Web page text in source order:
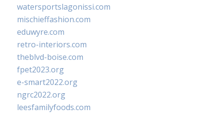
watersportslagonissi.com
mischieffashion.com
eduwyre.com
retro-interiors.com
theblvd-boise.com
fpet2023.org
e-smart2022.org
ngrc2022.org
leesfamilyfoods.com